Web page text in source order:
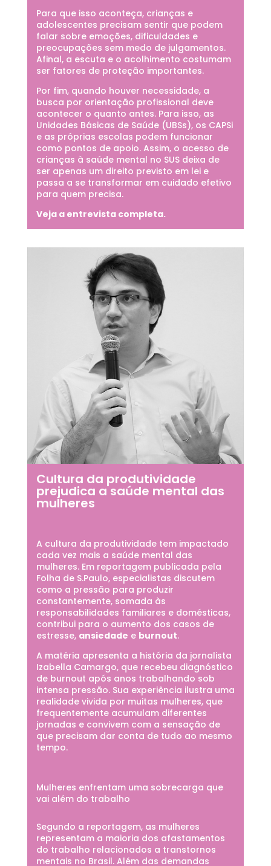
Para que isso aconteça, crianças e
adolescentes precisam sentir que podem
falar sobre emoções, dificuldades e
preocupações sem medo de julgamentos.
Afinal, a escuta e o acolhimento costumam
ser fatores de proteção importantes.
Por fim, quando houver necessidade, a
busca por orientação profissional deve
acontecer o quanto antes. Para isso, as
Unidades Básicas de Saúde (UBSs), os CAPSi
e as próprias escolas podem funcionar
como pontos de apoio. Assim, o acesso de
crianças à saúde mental no SUS deixa de
ser apenas um direito previsto em lei e
passa a se transformar em cuidado efetivo
para quem precisa.
Veja a entrevista completa.
Cultura da produtividade
prejudica a saúde mental das
mulheres
A cultura da produtividade tem impactado
cada vez mais a saúde mental das
mulheres. Em reportagem publicada pela
Folha de S.Paulo, especialistas discutem
como a pressão para produzir
constantemente, somada às
responsabilidades familiares e domésticas,
contribui para o aumento dos casos de
estresse, ansiedade e burnout.
A matéria apresenta a história da jornalista
Izabella Camargo, que recebeu diagnóstico
de burnout após anos trabalhando sob
intensa pressão. Sua experiência ilustra uma
realidade vivida por muitas mulheres, que
frequentemente acumulam diferentes
jornadas e convivem com a sensação de
que precisam dar conta de tudo ao mesmo
tempo.
Mulheres enfrentam uma sobrecarga que
vai além do trabalho
Segundo a reportagem, as mulheres
representam a maioria dos afastamentos
do trabalho relacionados a transtornos
mentais no Brasil. Além das demandas